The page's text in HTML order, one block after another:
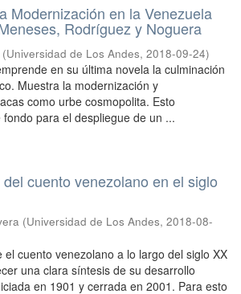
Modernización en la Venezuela
Rodríguez y Noguera
(Universidad de Los Andes, 2018-09-24)
en su última novela la culminación
Muestra la modernización y
como urbe cosmopolita. Esto
para el despliegue de un ...
cuento venezolano en el siglo
(Universidad de Los Andes, 2018-08-
el cuento venezolano a lo largo del siglo XX
una clara síntesis de su desarrollo
en 1901 y cerrada en 2001. Para esto